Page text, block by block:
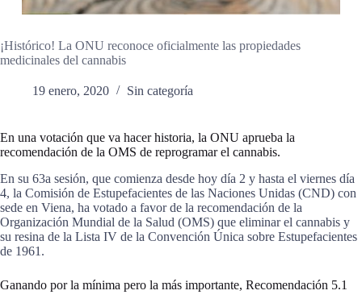
¡Histórico! La ONU reconoce oficialmente las propiedades
medicinales del cannabis
19 enero, 2020 Sin categoría
En una votación que va hacer historia, la ONU aprueba la
recomendación de la OMS de reprogramar el cannabis.
En su 63a sesión, que comienza desde hoy día 2 y hasta el viernes día
4, la Comisión de Estupefacientes de las Naciones Unidas (CND) con
sede en Viena, ha votado a favor de la recomendación de la
Organización Mundial de la Salud (OMS) que eliminar el cannabis y
su resina de la Lista IV de la Convención Única sobre Estupefacientes
de 1961.
Ganando por la mínima pero la más importante, Recomendación 5.1